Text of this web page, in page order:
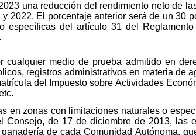
una reducción del rendimiento neto de
2022. El porcentaje anterior será de un 30
del artículo 31 del Reglamento
cualquier medio de prueba admitido en
registros administrativos en materia de
del Impuesto sobre Actividades
en zonas con limitaciones naturales o
Consejo, de 17 de diciembre de 2013, las
de cada Comunidad Autónoma,